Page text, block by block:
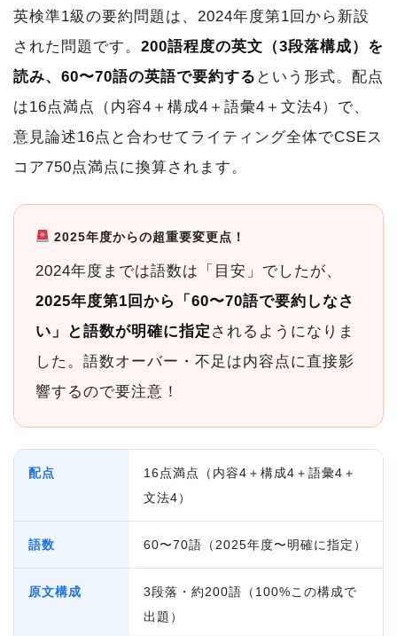
英検準1級の要約問題は、2024年度第1回から新設
された問題です。 200語程度の英文（3段落構成）を
読み、60〜70語の英語で要約する という形式。配点
は16点満点（内容4＋構成4＋語彙4＋文法4）で、
意見論述16点と合わせてライティング全体でCSEス
コア750点満点に換算されます。
2025年度からの超重要変更点！
2024年度までは語数は「目安」でしたが、
2025年度第1回から「60〜70語で要約しなさ
い」と語数が明確に指定 されるようになりま
した。語数オーバー・不足は内容点に直接影
響するので要注意！
配点
16点満点（内容4＋構成4＋語彙4＋
文法4）
語数 60〜70語（2025年度〜明確に指定）
原文構成
3段落・約200語（100%この構成で
出題）